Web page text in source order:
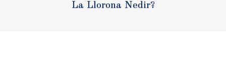
La Llorona Nedir?